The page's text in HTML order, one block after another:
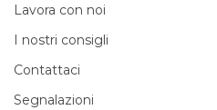
Lavora con noi
I nostri consigli
Contattaci
Segnalazioni